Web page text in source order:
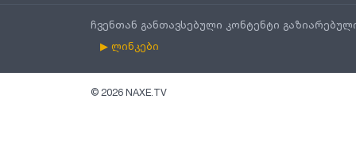
ჩვენთან განთავსებული კონტენტი
▶ ლინკები
© 2026 NAXE.TV